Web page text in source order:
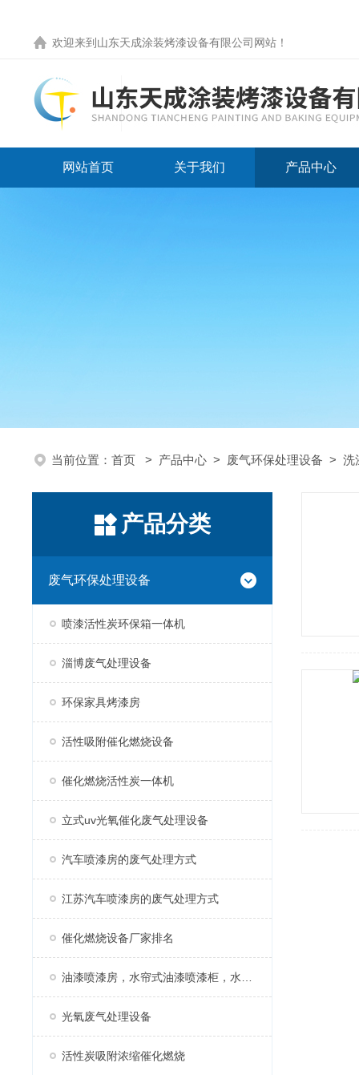
欢迎来到 山东天成涂装烤漆设备有限公司网站 ！
网站首页 关于我们 产品中心
当前位置： 首页 > 产品中心 > 废气环保处理设备 > 洗
产品分类
废气环保处理设备
喷漆活性炭环保箱一体机
淄博废气处理设备
环保家具烤漆房
活性吸附催化燃烧设备
催化燃烧活性炭一体机
立式uv光氧催化废气处理设备
汽车喷漆房的废气处理方式
江苏汽车喷漆房的废气处理方式
催化燃烧设备厂家排名
光氧废气处理设备
活性炭吸附浓缩催化燃烧